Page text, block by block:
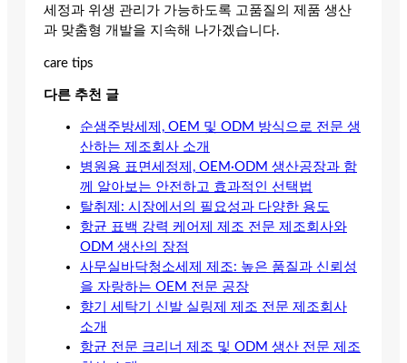
세정과 위생 관리가 가능하도록 고품질의 제품 생산
과 맞춤형 개발을 지속해 나가겠습니다.
care tips
다른 추천 글
순샘주방세제, OEM 및 ODM 방식으로 전문 생
산하는 제조회사 소개
병원용 표면세정제, OEM·ODM 생산공장과 함
께 알아보는 안전하고 효과적인 선택법
탈취제: 시장에서의 필요성과 다양한 용도
항균 표백 강력 케어제 제조 전문 제조회사와
ODM 생산의 장점
사무실바닥청소세제 제조: 높은 품질과 신뢰성
을 자랑하는 OEM 전문 공장
향기 세탁기 신발 실링제 제조 전문 제조회사
소개
항균 전문 크리너 제조 및 ODM 생산 전문 제조